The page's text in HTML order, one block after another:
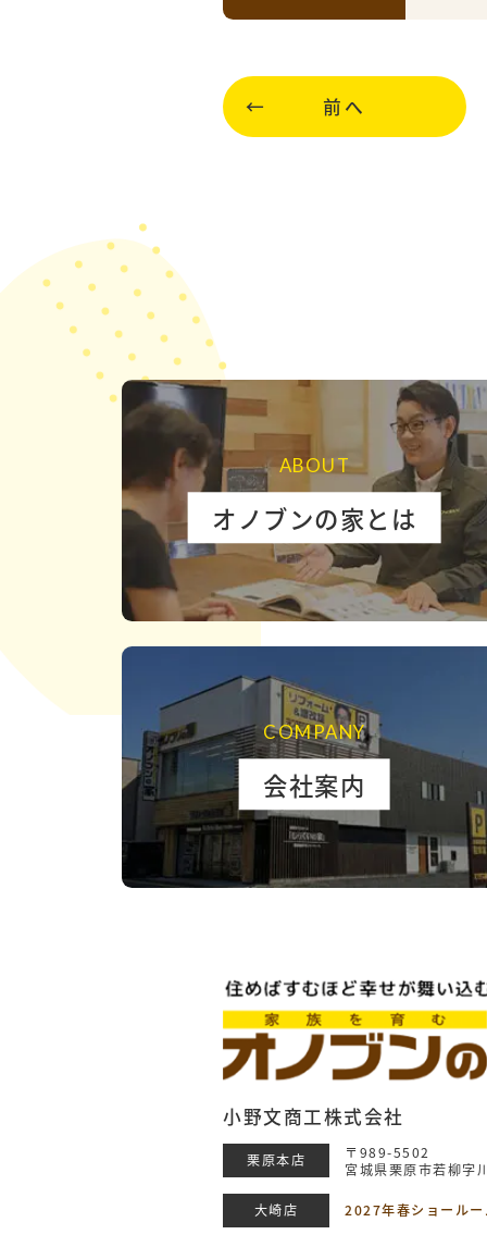
前へ
ABOUT
オノブンの家とは
COMPANY
会社案内
小野文商工株式会社
栗原本店
〒989-5502
宮城県栗原市若柳字
大崎店 2027年春ショールー